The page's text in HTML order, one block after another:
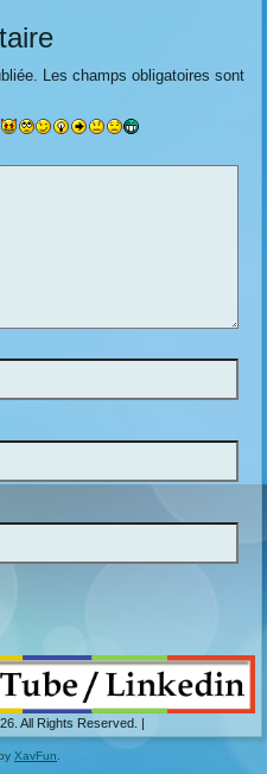
Les champs obligatoires sont
All Rights Reserved. |
XavFun